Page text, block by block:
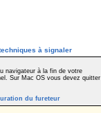
à signaler
navigateur à la fin de votre
Sur Mac OS vous devez quitter
du fureteur